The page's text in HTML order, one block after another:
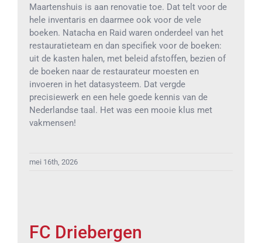
Maartenshuis is aan renovatie toe. Dat telt voor de
hele inventaris en daarmee ook voor de vele
boeken. Natacha en Raid waren onderdeel van het
restauratieteam en dan specifiek voor de boeken:
uit de kasten halen, met beleid afstoffen, bezien of
de boeken naar de restaurateur moesten en
invoeren in het datasysteem. Dat vergde
precisiewerk en een hele goede kennis van de
Nederlandse taal. Het was een mooie klus met
vakmensen!
mei 16th, 2026
FC Driebergen